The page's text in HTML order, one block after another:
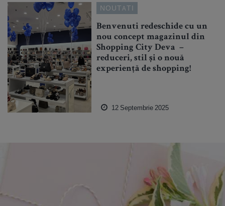
NOUTATI
Benvenuti redeschide cu un
nou concept magazinul din
Shopping City Deva –
reduceri, stil și o nouă
experiență de shopping!
12 Septembrie 2025